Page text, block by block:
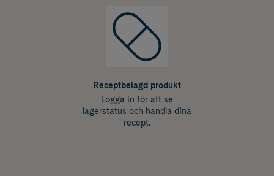
Receptbelagd produkt
Logga in för att se
lagerstatus och handla dina
recept.